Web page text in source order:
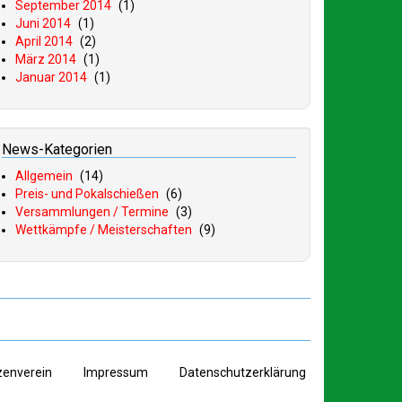
September 2014 (1)
Juni 2014 (1)
April 2014 (2)
März 2014 (1)
Januar 2014 (1)
News-Kategorien
Allgemein (14)
Preis- und Pokalschießen (6)
Versammlungen / Termine (3)
Wettkämpfe / Meisterschaften (9)
mpressum Datenschutzerklärung